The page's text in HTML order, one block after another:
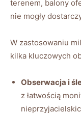
terenem, balony
nie mogły
W zastosowaniu
kilka kluczowych
Obserwacja i
z łatwością